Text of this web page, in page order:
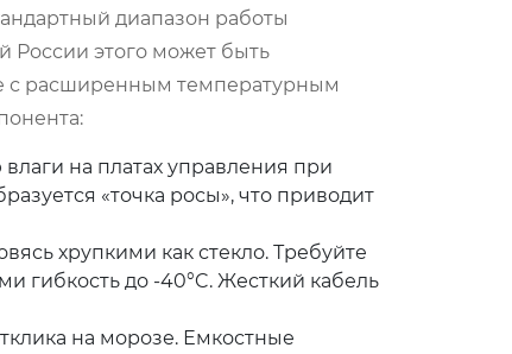
диапазон работы
России этого может быть
с расширенным температурным
на платах управления при
«точка росы», что приводит
хрупкими как стекло. Требуйте
гибкость до -40°C. Жесткий кабель
на морозе. Емкостные